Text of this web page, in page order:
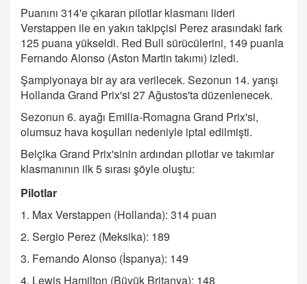
Puanını 314'e çıkaran pilotlar klasmanı lideri
Verstappen ile en yakın takipçisi Perez arasındaki fark
125 puana yükseldi. Red Bull sürücülerini, 149 puanla
Fernando Alonso (Aston Martin takımı) izledi.
Şampiyonaya bir ay ara verilecek. Sezonun 14. yarışı
Hollanda Grand Prix'si 27 Ağustos'ta düzenlenecek.
Sezonun 6. ayağı Emilia-Romagna Grand Prix'si,
olumsuz hava koşulları nedeniyle iptal edilmişti.
Belçika Grand Prix'sinin ardından pilotlar ve takımlar
klasmanının ilk 5 sırası şöyle oluştu:
Pilotlar
1. Max Verstappen (Hollanda): 314 puan
2. Sergio Perez (Meksika): 189
3. Fernando Alonso (İspanya): 149
4. Lewis Hamilton (Büyük Britanya): 148